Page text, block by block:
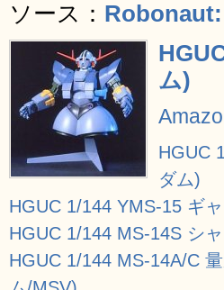
ソース：
ム)
HGUC
ダム)
HGUC 1/144 YMS-15 ギ
HGUC 1/144 MS-14S シ
HGUC 1/144 MS-14A/C